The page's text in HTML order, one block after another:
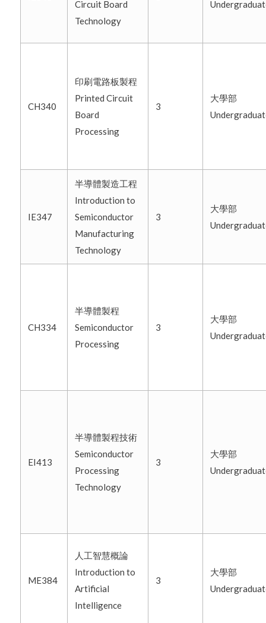
Circuit Board
Technology
CH340
印刷電路板製程
Printed Circuit
Board
Processing
3
大學部
IE347
半導體製造工程
Introduction to
Semiconductor
Manufacturing
Technology
3
大學部
CH334
半導體製程
Semiconductor
Processing
3
大學部
EI413
半導體製程技術
Semiconductor
Processing
Technology
3
大學部
ME384
人工智慧概論
Introduction to
Artificial
Intelligence
3
大學部